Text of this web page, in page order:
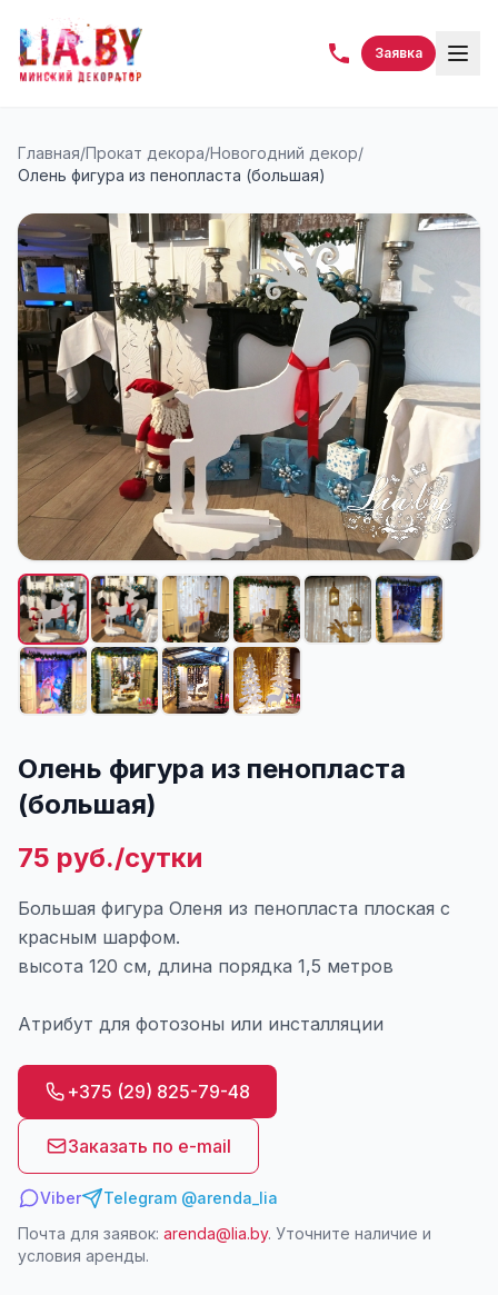
Заявка
Главная/Прокат декора/Новогодний декор/
Олень фигура из пенопласта (большая)
Олень фигура из пенопласта
(большая)
75 руб./сутки
Большая фигура Оленя из пенопласта плоская с
красным шарфом.
высота 120 см, длина порядка 1,5 метров
Атрибут для фотозоны или инсталляции
+375 (29) 825-79-48
Заказать по e-mail
Viber
Telegram @arenda_lia
Почта для заявок: arenda@lia.by. Уточните наличие и
условия аренды.